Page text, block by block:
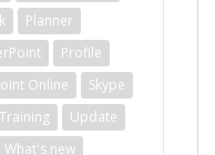
Planner
Profile
Online
Skype
Training
Update
What's new